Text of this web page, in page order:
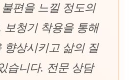
편을 느낄 정도의
보청기 착용을 통해
향상시키고 삶의 질
습니다. 전문 상담